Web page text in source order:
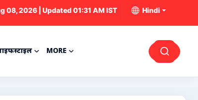
08, 2026 | Updated 01:31 AM IST Hindi
MORE